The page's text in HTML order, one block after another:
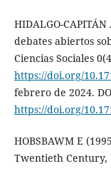
HIDALGO-CAPITÁN
debates abiertos
Ciencias Sociales
https://doi.org/
febrero de 2024.
https://doi.org/
HOBSBAWM E
Twentieth Century,